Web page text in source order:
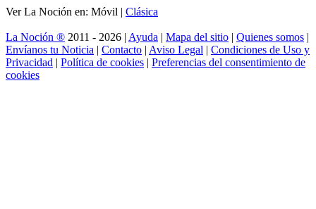
Ver La Noción en: Móvil | Clásica
La Noción ® 2011 - 2026 | Ayuda | Mapa del sitio | Quienes somos |
Envíanos tu Noticia | Contacto | Aviso Legal | Condiciones de Uso y
Privacidad | Política de cookies | Preferencias del consentimiento de
cookies